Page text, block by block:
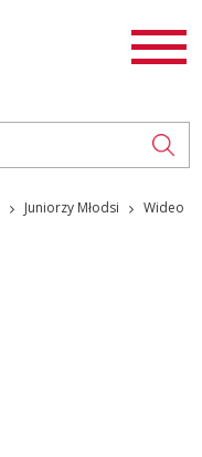
Juniorzy Młodsi Wideo